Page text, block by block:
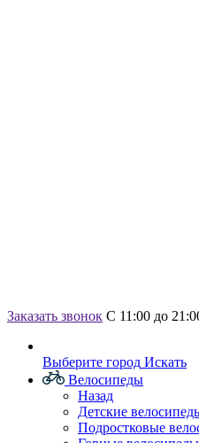
Заказать звонок С 11:00 до
Выберите город Искать
Велосипеды
Назад
Детские
Подростковые